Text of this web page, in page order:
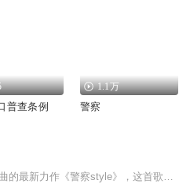
普查条例
1.1万
警察